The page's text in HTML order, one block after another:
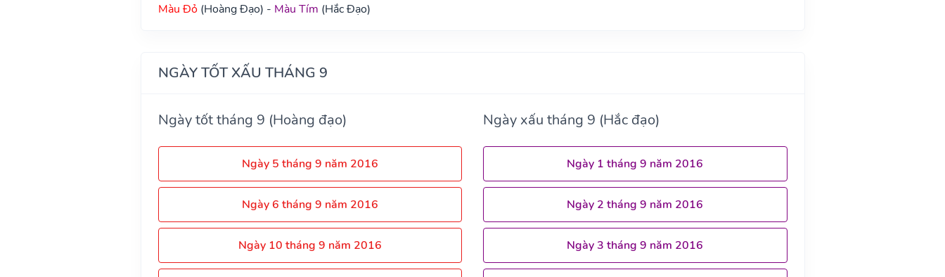
Màu Đỏ(Hoàng Đạo) - Màu Tím (Hắc Đạo)
NGÀY TỐT XẤU THÁNG 9
Ngày tốt tháng 9 (Hoàng đạo)
Ngày 5 tháng 9 năm 2016
Ngày 6 tháng 9 năm 2016
Ngày 10 tháng 9 năm 2016
Ngày xấu tháng 9 (Hắc đạo)
Ngày 1 tháng 9 năm 2016
Ngày 2 tháng 9 năm 2016
Ngày 3 tháng 9 năm 2016